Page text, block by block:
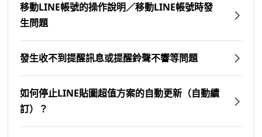
移動LINE帳號的操作說明／移動LINE帳號時發
生問題
發生收不到提醒訊息或提醒鈴聲不響等問題
如何停止LINE貼圖超值方案的自動更新（自動續
訂）？